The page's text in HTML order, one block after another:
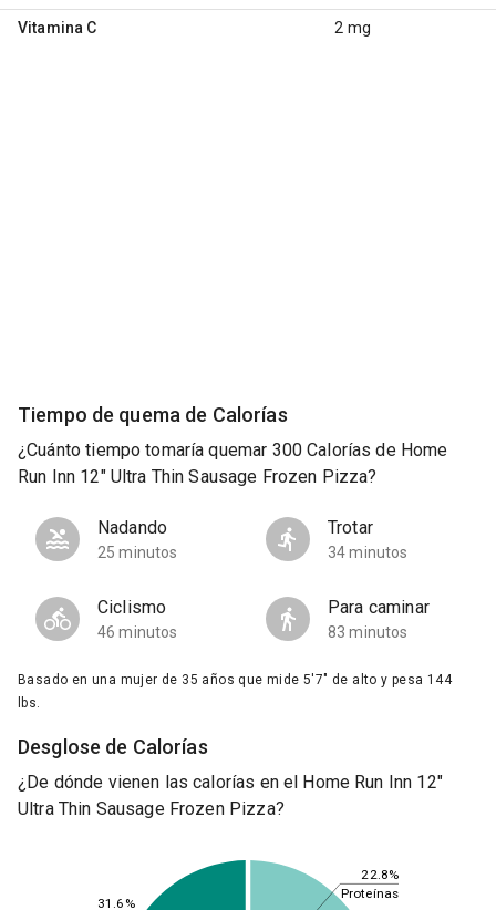
Vitamina C 2 mg
Tiempo de quema de Calorías
¿Cuánto tiempo tomaría quemar 300 Calorías de Home
Run Inn 12" Ultra Thin Sausage Frozen Pizza?
Nadando
25 minutos
Trotar
34 minutos
Ciclismo
46 minutos
Para caminar
83 minutos
Basado en una mujer de 35 años que mide 5'7" de alto y pesa 144
lbs.
Desglose de Calorías
¿De dónde vienen las calorías en el Home Run Inn 12"
Ultra Thin Sausage Frozen Pizza?
22.8%
31.6%
Proteínas